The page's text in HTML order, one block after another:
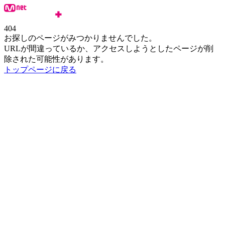
404
お探しのページがみつかりませんでした。
URLが間違っているか、アクセスしようとしたページが削
除された可能性があります。
トップページに戻る